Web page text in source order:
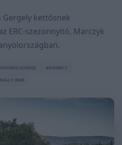
Gergely kettősnek
ERC-szezonnyitó, Marczyk
SUÁREZ
#KIEMELT
2026